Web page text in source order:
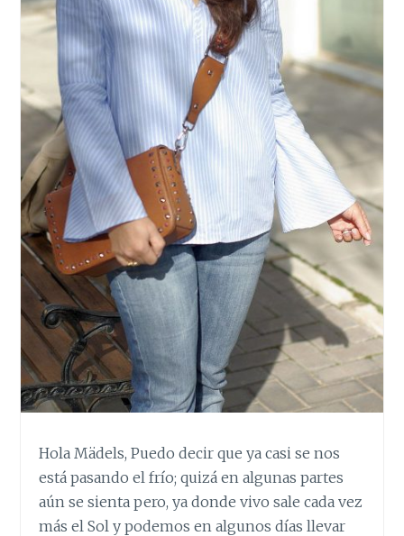
Hola Mädels, Puedo decir que ya casi se nos
está pasando el frío; quizá en algunas partes
aún se sienta pero, ya donde vivo sale cada vez
más el Sol y podemos en algunos días llevar